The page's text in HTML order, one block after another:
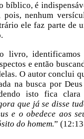
bíblico, é
nenhum
ele faz parte de
livro,
e então
O autor conclui
na busca por
isto fica
que já se disse
e o obedece aos
do homem.”